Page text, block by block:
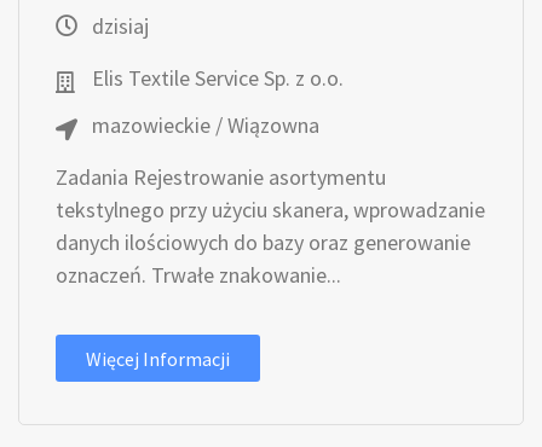
dzisiaj
Elis Textile Service Sp. z o.o.
mazowieckie / Wiązowna
Zadania Rejestrowanie asortymentu
tekstylnego przy użyciu skanera, wprowadzanie
danych ilościowych do bazy oraz generowanie
oznaczeń. Trwałe znakowanie...
Więcej Informacji